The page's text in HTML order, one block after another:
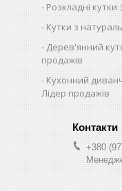
Розкладні кутки
Кутки з
Дерев'янний
продажів
Кухонний
Лідер продажів
+380